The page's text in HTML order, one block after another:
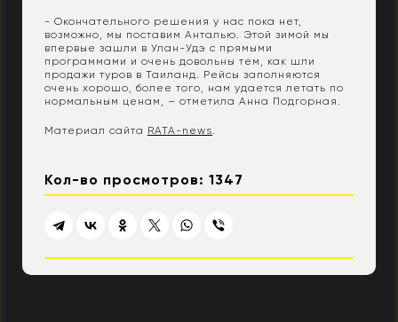
- Окончательного решения у нас пока нет,
возможно, мы поставим Анталью. Этой зимой мы
впервые зашли в Улан-Удэ с прямыми
программами и очень довольны тем, как шли
продажи туров в Таиланд. Рейсы заполняются
очень хорошо, более того, нам удается летать по
нормальным ценам, – отметила Анна Подгорная.
Материал сайта RATA-news.
Кол-во просмотров: 1347